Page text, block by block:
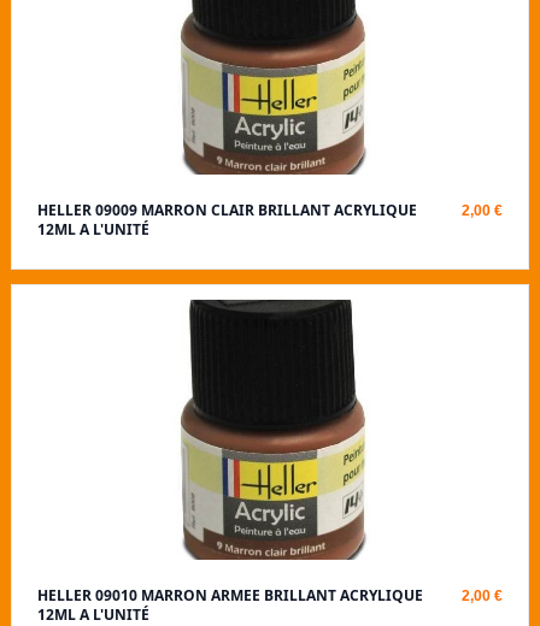
HELLER 09009 MARRON CLAIR BRILLANT ACRYLIQUE
12ML A L'UNITÉ
2,00 €
HELLER 09010 MARRON ARMEE BRILLANT ACRYLIQUE
12ML A L'UNITÉ
2,00 €